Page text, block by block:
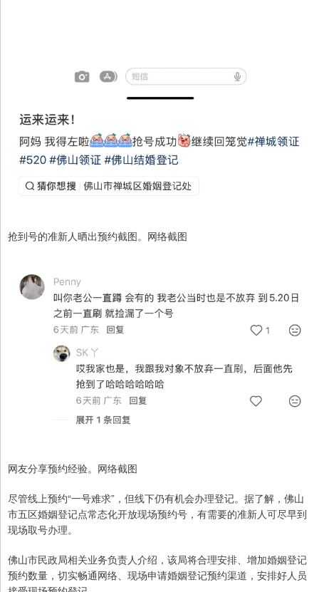
抢到号的准新人晒出预约截图。网络截图
网友分享预约经验。网络截图
尽管线上预约“一号难求”，但线下仍有机会办理登记。据了解，佛山
市五区婚姻登记点常态化开放现场预约号，有需要的准新人可尽早到
现场取号办理。
佛山市民政局相关业务负责人介绍，该局将合理安排、增加婚姻登记
预约数量，切实畅通网络、现场申请婚姻登记预约渠道，安排好人员